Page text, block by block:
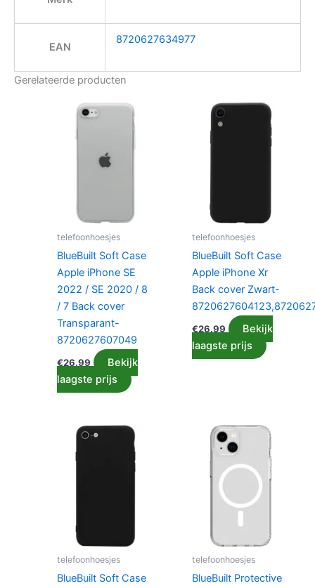
EAN
8720627634977
Gerelateerde producten
telefoonhoesjes
BlueBuilt Soft Case
Apple iPhone SE
2022 / SE 2020 / 8
/ 7 Back cover
Transparant-
8720627607049
€26.99
Bekijk
laagste prijs
telefoonhoesjes
BlueBuilt Soft Case
Apple iPhone Xr
Back cover Zwart-
€26.99
Bekijk
laagste prijs
telefoonhoesjes
BlueBuilt Soft Case
telefoonhoesjes
BlueBuilt Protective